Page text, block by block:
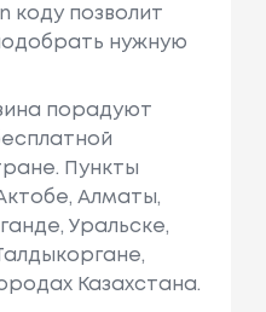
коду позволит
нужную
порадуют
Пункты
Алматы,
Уральске,
Казахстана.